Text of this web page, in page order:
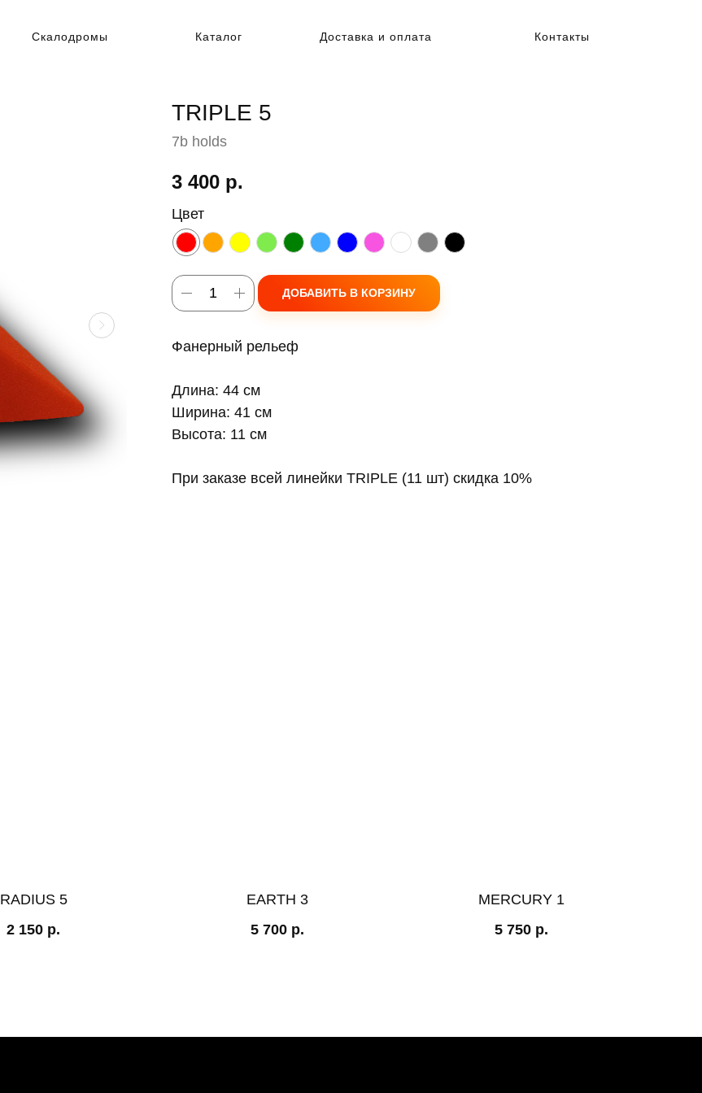
Скалодромы Каталог Доставка и оплата Контакты
TRIPLE 5
7b holds
3 400 р.
Цвет
ДОБАВИТЬ В КОРЗИНУ
Фанерный рельеф
Длина: 44 см
Ширина: 41 см
Высота: 11 см
При заказе всей линейки TRIPLE (11 шт) скидка 10%
RADIUS 5
2 150 р.
EARTH 3
5 700 р.
MERCURY 1
5 750 р.